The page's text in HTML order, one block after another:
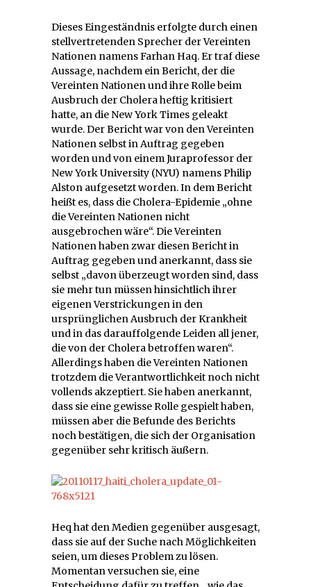
Dieses Eingeständnis erfolgte durch einen
stellvertretenden Sprecher der Vereinten
Nationen namens Farhan Haq. Er traf diese
Aussage, nachdem ein Bericht, der die
Vereinten Nationen und ihre Rolle beim
Ausbruch der Cholera heftig kritisiert
hatte, an die New York Times geleakt
wurde. Der Bericht war von den Vereinten
Nationen selbst in Auftrag gegeben
worden und von einem Juraprofessor der
New York University (NYU) namens Philip
Alston aufgesetzt worden. In dem Bericht
heißt es, dass die Cholera-Epidemie „ohne
die Vereinten Nationen nicht
ausgebrochen wäre“. Die Vereinten
Nationen haben zwar diesen Bericht in
Auftrag gegeben und anerkannt, dass sie
selbst „davon überzeugt worden sind, dass
sie mehr tun müssen hinsichtlich ihrer
eigenen Verstrickungen in den
ursprünglichen Ausbruch der Krankheit
und in das darauffolgende Leiden all jener,
die von der Cholera betroffen waren“.
Allerdings haben die Vereinten Nationen
trotzdem die Verantwortlichkeit noch nicht
vollends akzeptiert. Sie haben anerkannt,
dass sie eine gewisse Rolle gespielt haben,
müssen aber die Befunde des Berichts
noch bestätigen, die sich der Organisation
gegenüber sehr kritisch äußern.
Heq hat den Medien gegenüber ausgesagt,
dass sie auf der Suche nach Möglichkeiten
seien, um dieses Problem zu lösen.
Momentan versuchen sie, eine